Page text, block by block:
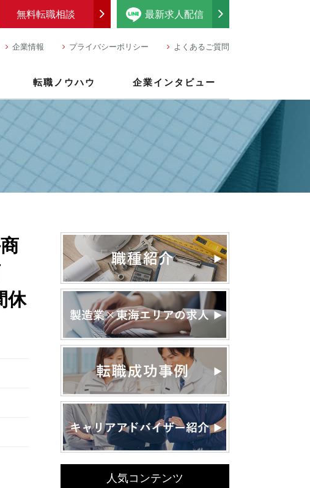
最新求人配信
無料転職相談
企業情報 プライバシーポリシー よくあるご質問
転職ノウハウ 企業インタビュー
休
人気コンテンツ